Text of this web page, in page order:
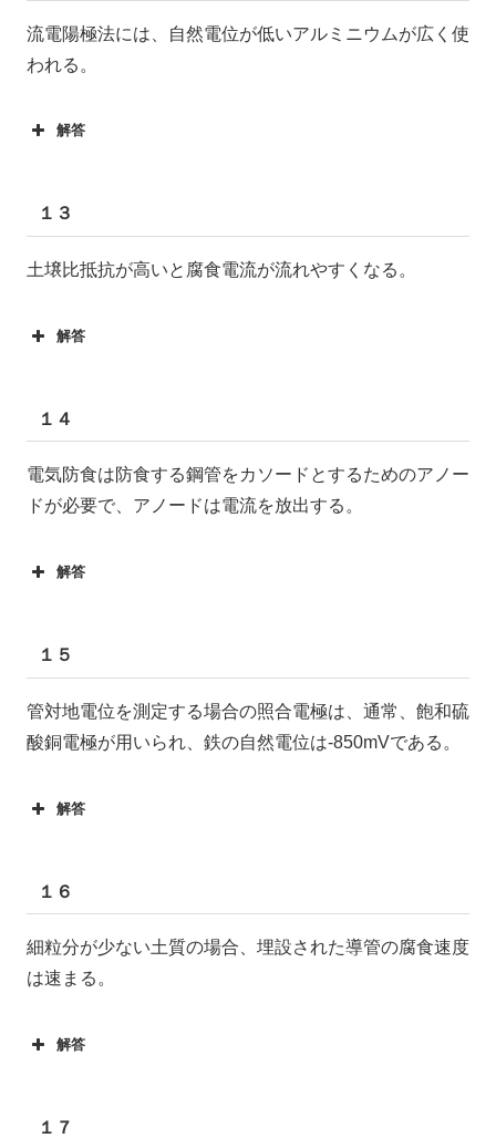
流電陽極法には、自然電位が低いアルミニウムが広く使
われる。
解答
１３
土壌比抵抗が高いと腐食電流が流れやすくなる。
解答
１４
電気防食は防食する鋼管をカソードとするためのアノー
ドが必要で、アノードは電流を放出する。
解答
１５
管対地電位を測定する場合の照合電極は、通常、飽和硫
酸銅電極が用いられ、鉄の自然電位は-850mVである。
解答
１６
細粒分が少ない土質の場合、埋設された導管の腐食速度
は速まる。
解答
１７